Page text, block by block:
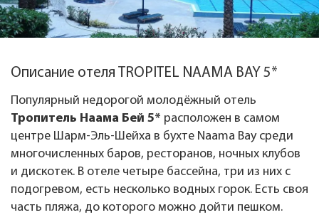
Описание отеля TROPITEL NAAMA BAY 5*
Популярный недорогой молодёжный отель
Тропитель Наама Бей 5* расположен в самом
центре Шарм-Эль-Шейха в бухте Naama Bay среди
многочисленных баров, ресторанов, ночных клубов
и дискотек. В отеле четыре бассейна, три из них с
подогревом, есть несколько водных горок. Есть своя
часть пляжа, до которого можно дойти пешком.